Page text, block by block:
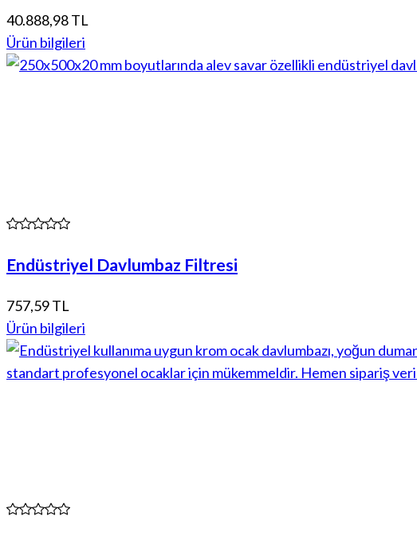
40.888,98 TL
Ürün bilgileri
Endüstriyel Davlumbaz Filtresi
757,59 TL
Ürün bilgileri